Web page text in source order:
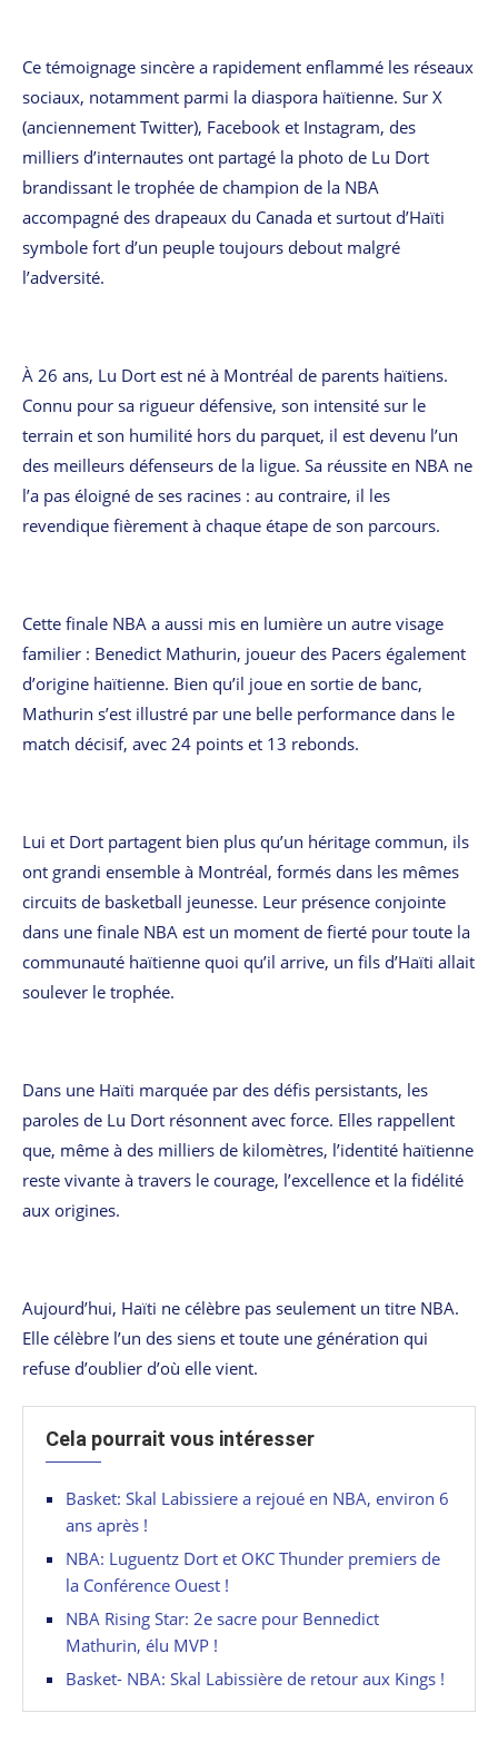
Ce témoignage sincère a rapidement enflammé les réseaux
sociaux, notamment parmi la diaspora haïtienne. Sur X
(anciennement Twitter), Facebook et Instagram, des
milliers d’internautes ont partagé la photo de Lu Dort
brandissant le trophée de champion de la NBA
accompagné des drapeaux du Canada et surtout d’Haïti
symbole fort d’un peuple toujours debout malgré
l’adversité.
À 26 ans, Lu Dort est né à Montréal de parents haïtiens.
Connu pour sa rigueur défensive, son intensité sur le
terrain et son humilité hors du parquet, il est devenu l’un
des meilleurs défenseurs de la ligue. Sa réussite en NBA ne
l’a pas éloigné de ses racines : au contraire, il les
revendique fièrement à chaque étape de son parcours.
Cette finale NBA a aussi mis en lumière un autre visage
familier : Benedict Mathurin, joueur des Pacers également
d’origine haïtienne. Bien qu’il joue en sortie de banc,
Mathurin s’est illustré par une belle performance dans le
match décisif, avec 24 points et 13 rebonds.
Lui et Dort partagent bien plus qu’un héritage commun, ils
ont grandi ensemble à Montréal, formés dans les mêmes
circuits de basketball jeunesse. Leur présence conjointe
dans une finale NBA est un moment de fierté pour toute la
communauté haïtienne quoi qu’il arrive, un fils d’Haïti allait
soulever le trophée.
Dans une Haïti marquée par des défis persistants, les
paroles de Lu Dort résonnent avec force. Elles rappellent
que, même à des milliers de kilomètres, l’identité haïtienne
reste vivante à travers le courage, l’excellence et la fidélité
aux origines.
Aujourd’hui, Haïti ne célèbre pas seulement un titre NBA.
Elle célèbre l’un des siens et toute une génération qui
refuse d’oublier d’où elle vient.
Cela pourrait vous intéresser
Basket: Skal Labissiere a rejoué en NBA, environ 6
ans après !
NBA: Luguentz Dort et OKC Thunder premiers de
la Conférence Ouest !
NBA Rising Star: 2e sacre pour Bennedict
Mathurin, élu MVP !
Basket- NBA: Skal Labissière de retour aux Kings !